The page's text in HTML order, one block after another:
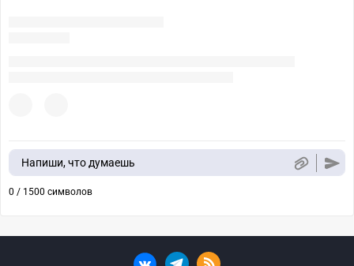
Напиши, что думаешь
0 / 1500 символов